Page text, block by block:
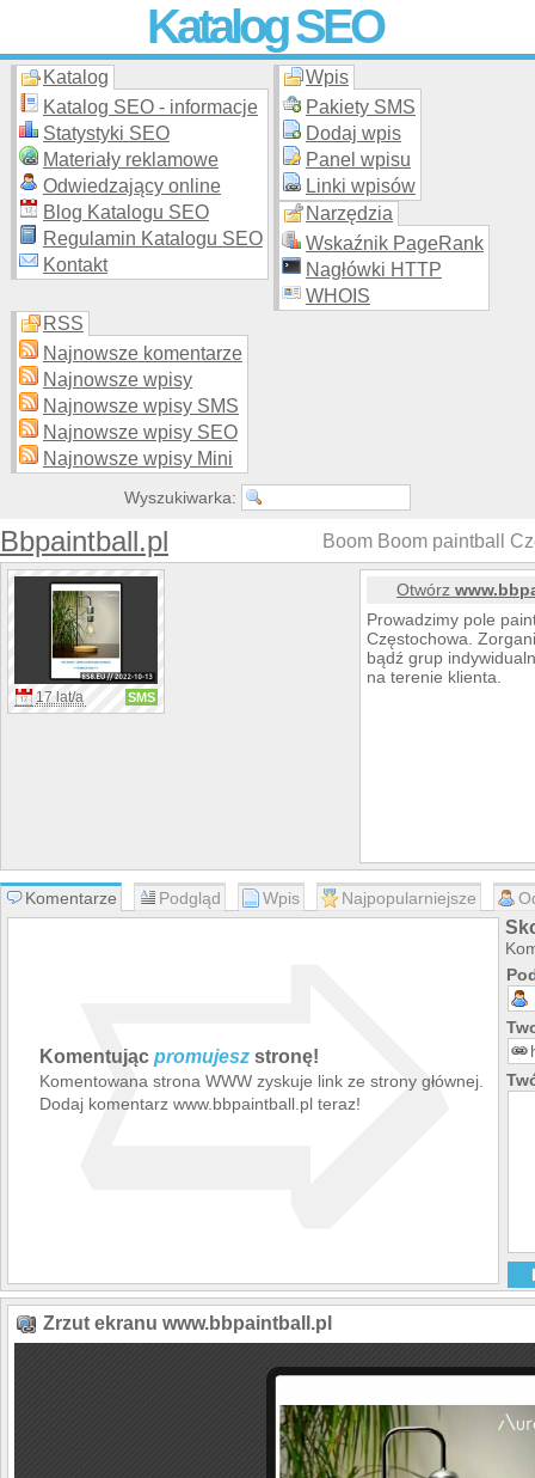
Katalog SEO
Skuteczna i promocja stron WWW –
moderowanego katalogu za darmo!
Katalog
Katalog SEO - informacje
Statystyki SEO
Materiały reklamowe
Odwiedzający online
Blog Katalogu SEO
Regulamin Katalogu SEO
Kontakt
Wpis
Pakiety SMS
Dodaj wpis
Panel wpisu
Linki wpisów
Narzędzia
Wskaźnik PageRank
Nagłówki HTTP
WHOIS
RSS
Najnowsze komentarze
Najnowsze wpisy
Najnowsze wpisy SMS
Najnowsze wpisy SEO
Najnowsze wpisy Mini
Wyszukiwarka:
Bbpaintball.pl Boom Boom paintball
17 lat/a SMS
Otwórz
Prowadzimy pole
Częstochowa.
bądź grup
na terenie klienta.
Komentarze Podgląd Wpis Najpopularniejsze
Komentując promujesz stronę!
Komentowana strona WWW zyskuje link ze strony głównej.
Dodaj komentarz www.bbpaintball.pl teraz!
➯
Zrzut ekranu www.bbpaintball.pl